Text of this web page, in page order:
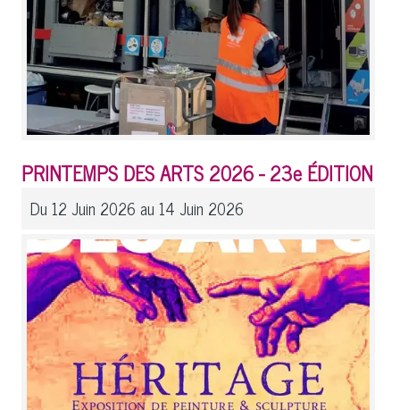
PRINTEMPS DES ARTS 2026 - 23e ÉDITION
Du 12 Juin 2026 au 14 Juin 2026